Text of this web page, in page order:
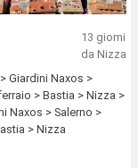
13 giorni
da Nizza
Giardini Naxos >
> Bastia > Nizza >
Naxos > Salerno >
> Nizza